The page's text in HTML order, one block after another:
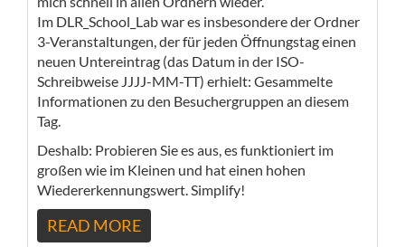
Im DLR_School_Lab war es insbesondere der Ordner
3-Veranstaltungen, der für jeden Öffnungstag einen
neuen Untereintrag (das Datum in der ISO-
Schreibweise JJJJ-MM-TT) erhielt: Gesammelte
Informationen zu den Besuchergruppen an diesem
Tag.
Deshalb: Probieren Sie es aus, es funktioniert im
großen wie im Kleinen und hat einen hohen
Wiedererkennungswert. Simplify!
READ MORE